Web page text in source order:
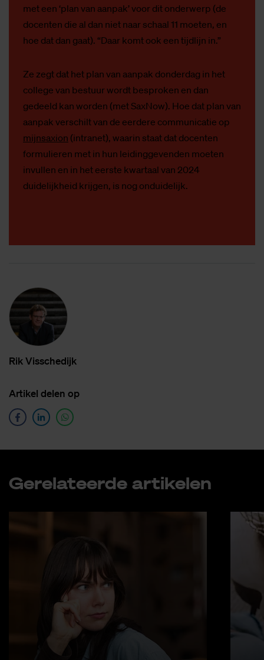
met een ‘plan van aanpak’ voor dit onderwerp (de
docenten die al dan niet naar schaal 11 moeten, en
hoe dat dan gaat). “Daar komt ook een tijdlijn in.”
Ze zegt dat het plan van aanpak donderdag in het
college van bestuur wordt besproken en dan
gedeeld kan worden (met SaxNow). Hoe dat plan van
aanpak verschilt van de eerdere communicatie op
mijnsaxion (intranet), waarin staat dat docenten
formulieren met in hun leidinggevenden moeten
invullen en in het eerste kwartaal van 2024
duidelijkheid krijgen, is nog onduidelijk.
Rik Vis­sche­dijk
Ar­ti­kel de­len op
Ge­re­la­teer­de ar­ti­ke­len